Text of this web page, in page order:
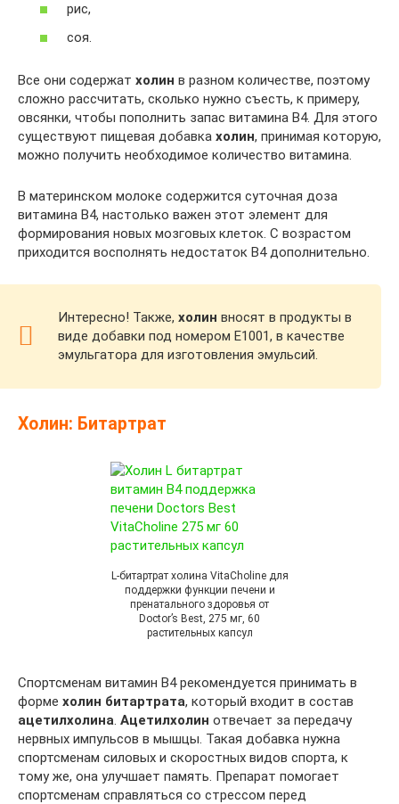
рис,
соя.
Все они содержат холин в разном количестве, поэтому
сложно рассчитать, сколько нужно съесть, к примеру,
овсянки, чтобы пополнить запас витамина В4. Для этого
существуют пищевая добавка холин, принимая которую,
можно получить необходимое количество витамина.
В материнском молоке содержится суточная доза
витамина В4, настолько важен этот элемент для
формирования новых мозговых клеток. С возрастом
приходится восполнять недостаток В4 дополнительно.
Интересно! Также, холин вносят в продукты в
виде добавки под номером Е1001, в качестве
эмульгатора для изготовления эмульсий.
Холин: Битартрат
L-битартрат холина VitaCholine для
поддержки функции печени и
пренатального здоровья от
Doctor’s Best, 275 мг, 60
растительных капсул
Спортсменам витамин B4 рекомендуется принимать в
форме холин битартрата, который входит в состав
ацетилхолина Ацетилхолин отвечает за передачу
нервных импульсов в мышцы. Такая добавка нужна
спортсменам силовых и скоростных видов спорта, к
тому же, она улучшает память. Препарат помогает
спортсменам справляться со стрессом перед